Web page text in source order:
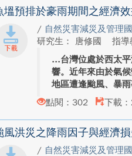
塭預排於豪雨期間之經濟
/ 自然災害減災及管理
研究生： 唐修國
指
台灣位處於西太
響。近年來由於氣
地區遭逢颱風、暴
點閱：302
下載
風洪災之降雨因子與經濟
/ 自然災害減災及管理